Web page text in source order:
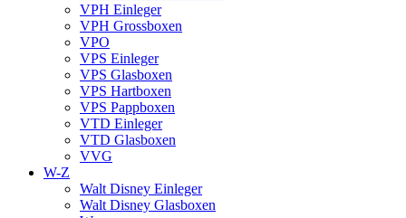
VPH Einleger
VPH Grossboxen
VPO
VPS Einleger
VPS Glasboxen
VPS Hartboxen
VPS Pappboxen
VTD Einleger
VTD Glasboxen
VVG
W-Z
Walt Disney Einleger
Walt Disney Glasboxen